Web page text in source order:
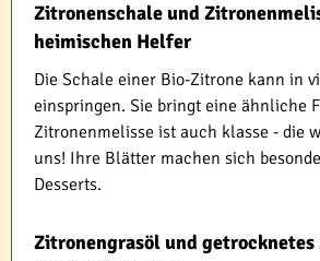
Zitronenschale und
heimischen Helfer
Die Schale einer Bio-Zitrone kann in
einspringen. Sie bringt eine ähnliche
Zitronenmelisse ist auch klasse - die
uns! Ihre Blätter machen sich
Desserts.
Zitronengrasöl und